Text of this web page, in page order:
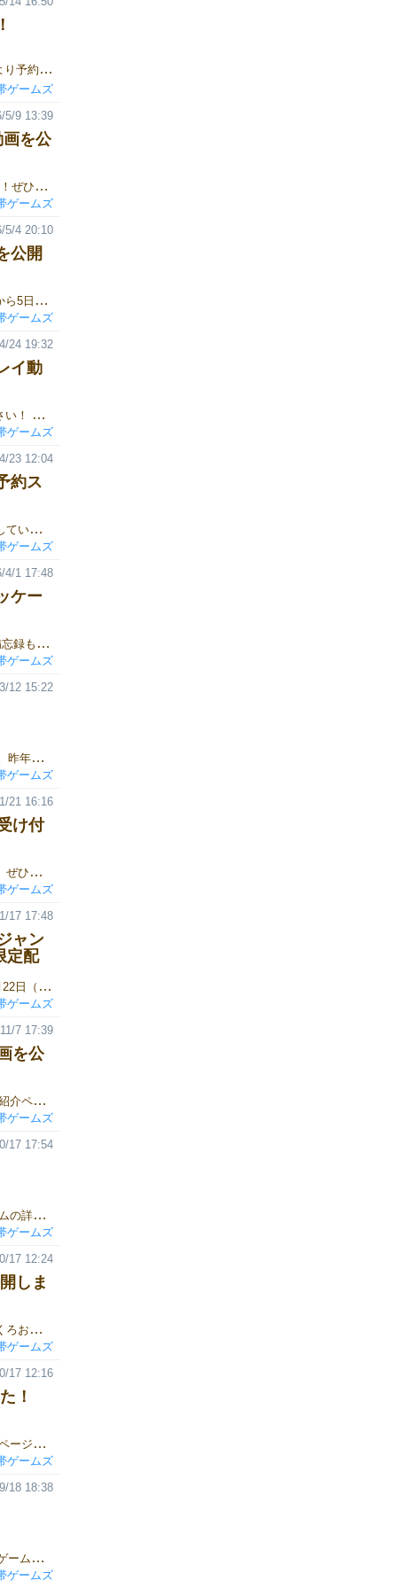
👾『コロリンベーダー』🛸はただいま予約受付中です✨下記リンクより予約できます。https://forms.gle/VhRS777S2kJ42fXr9 どんなゲーム？🎲親が振ったサイコロの出た目に合わせてカードを出していき、手札のカードを一番早く出し切った人が勝利するゲームです。最初に2回勝利したプレイヤーが優勝となります。ゲームの進め方1. 親がサイコロを振るサイコロを1個～3個、好きな数振ります。出た目の合計が『目標数字』です。2. 親から順にカードを出す目標数字に合わせて、親から時計回りに1人ずつカードを出していきます。以下の2つのうち好きな方法でカードを場に出すことができます。3. カードを出せない・出したくない時山札からカードを引きます。引く枚数は「親が振ったサイコロの数」と同じ数です。4. 親の交代全員が1回ずつ手番を終えたら、親を左隣の人に交代し、再び「1.親がサイコロを振る」から始めます。〇残り1枚の宣言カードを出して手札が残り1枚になったら「ころりん！」と言います。言い忘れると、ペナルティで1枚引かないといけないので、注意してください！〇優勝見事手札が0になれば、ラウンド勝利。最初に2回勝利したプレイヤーが優勝です！〇カード・動物カード🐄1～9の数字が書かれたカードです・宇宙人カード👾サイコロを振り直すことができます。ただし、宇宙人カードを最後に出して上がることはできないので注意してください。 ▼『コロリンベーダー』1分ルール説明！🛸https://youtube.com/shorts/m5e3roWjoRk▼ゲーム紹介ページ🛸ゲームの詳細なルールは、下記リンクよりご覧いただけます。https://gamemarket.jp/game/187527 ▼予約フォーム👾下記リンクより予約できます。https://forms.gle/VhRS777S2kJ42fXr9
ゲームズ
画を公
1分で分かる『コロリンベーダー』の動画をYouTubeに公開しました！ぜひご覧ください！▼『コロリンベーダー』1分ルール説明！https://youtube.com/shorts/m5e3roWjoRk▼ゲーム紹介ページゲームの詳細なルールは、下記リンクよりご覧いただけます。https://gamemarket.jp/game/187527予約フォーム↑から予約できます!
5/9 13:39
ゲームズ
公開
ルール説明の動画を細かく区切ったYouTubeのショート動画を今日から5日間、毎日20時に公開します！ぜひご覧ください！ ▼『コロリンベーダー』簡単説明①(基本ルール編)https://youtube.com/shorts/djZbdhG84kg▼ゲーム紹介ページゲームの詳細なルールは、下記リンクよりご覧いただけます。https://gamemarket.jp/game/187527予約フォーム↑から予約できます!
5/4 20:10
ゲームズ
イ動
ルール説明＆プレイ動画をYouTubeに公開しました！ぜひご覧ください！ ▼ルール説明＆プレイ動画黒帯CHANNELhttps://youtu.be/PC_MKgI2Po0 ▼ゲーム紹介ページゲームの詳細なルールは、下記リンクよりご覧いただけます。https://gamemarket.jp/game/187527
24 19:32
ゲームズ
約ス
どんなゲーム？親が振ったサイコロの出た目に合わせてカードを出していき、手札のカードを一番早く出し切った人が勝利するゲームです。最初に2回勝利したプレイヤーが優勝となります。ゲームの進め方1. 親がサイコロを振るサイコロを1個～3個、好きな数振ります。出た目の合計が『目標数字』です。2. 親から順にカードを出す目標数字に合わせて、親から時計回りに1人ずつカードを出していきます。以下の2つのうち好きな方法でカードを場に出すことができます。3. カードを出せない・出したくない時山札からカードを引きます。引く枚数は「親が振ったサイコロの数」と同じ数です。4. 親の交代全員が1回ずつ手番を終えたら、親を左隣の人に交代し、再び「1.親がサイコロを振る」から始めます。〇残り1枚の宣言カードを出して手札が残り1枚になったら「ころりん！」と言います。言い忘れると、ペナルティで1枚引かないといけないので、注意してください！〇優勝見事手札が0になれば、ラウンド勝利。最初に2回勝利したプレイヤーが優勝です！〇カード・動物カード1～9の数字が書かれたカードです・宇宙人カードサイコロを振り直すことができます。ただし、宇宙人カードを最後に出して上がることはできないので注意してください。 予約フォーム↑から予約できます!
23 12:04
ゲームズ
ケー
ゲームマーケット用にBlenderで3Dパッケージ画像を作ってたので備忘録もかねて動画にしてみました！よかったら見てみてください！▼3Dパッケージ画像作成動画黒帯CHANNELhttps://youtu.be/zjBFXbgFAWA ▼ゲーム紹介ページゲームの詳細なルールは、下記リンクよりご覧いただけます。https://gamemarket.jp/game/187527
4/1 17:48
ゲームズ
ゲームマーケット2026春に出展いたします、「黒帯ゲームズ」です。昨年のゲームマーケット2025秋に引き続き、今回も出展させていただくことになりました。当日は、新作ゲーム『コロリンベーダー』をご用意して皆様をお待ちしております。今回もどうぞよろしくお願いいたします！▼ゲーム紹介ページゲームの詳細なルールは、下記リンクよりご覧いただけます。https://gamemarket.jp/game/187527
12 15:22
ゲームズ
け付
『くろおび！』の取り置きは今日まで受け付けております！明日は、ぜひ遊びに来てください！！ ▼『くろおび！』お取り置き申し込みフォーム ▼『くろおび！』 ▼ゲーム紹介ページゲームの詳細なルールは、下記リンクよりご覧いただけます。https://gamemarket.jp/game/186048
21 16:16
ゲームズ
ャン
定配
◆ゲームマーケット2025秋でコラボカードを限定配布！2025年11月22日（土）「ゲームマーケット2025秋」会場で先行販売されます『くろおび！』をご購入されたすべての方に『インセイン』のゲーム中で使用できるコラボアビリティが掲載された「インセイン コラボカード」をプレゼントいたします。君も黒帯を締めて、怪異に挑もう！※配布ブースはP01黒帯ゲームズです。※『くろおび！』の販売は11月22日(土)のみとなりますのでご注意ください。
17 17:48
ゲームズ
を公
『くろおび！』ルール説明＆プレイ動画を公開しました！ ▼ゲーム紹介ページゲームの詳細なルールは、下記リンクよりご覧いただけます。https://gamemarket.jp/game/186048
7 17:39
ゲームズ
『くろおび！』開封動画を公開しました！ ▼ゲーム紹介ページゲームの詳細なルールは、下記リンクよりご覧いただけます。https://gamemarket.jp/game/186048
17 17:54
ゲームズ
しま
『くろおび！』お取り置き申し込みフォームを公開しました！▼『くろおび！』お取り置き申し込みフォーム▼ゲーム紹介ページゲームの詳細なルールは、下記リンクよりご覧いただけます。https://gamemarket.jp/game/186048
17 12:24
ゲームズ
！
『くろおび！』プロモーション動画を公開しました！ ▼ゲーム紹介ページゲームの詳細なルールは、下記リンクよりご覧いただけます。https://gamemarket.jp/game/186048
17 12:16
ゲームズ
はじめまして。ゲームマーケット2025秋に初出展いたします、黒帯ゲームズです。色々アイデアはあるのですが、まずは一作入魂で、会社名をタイトルにした「くろおび！」というゲームを制作しようと思っています。よろしくお願いします！
18 18:38
ゲームズ